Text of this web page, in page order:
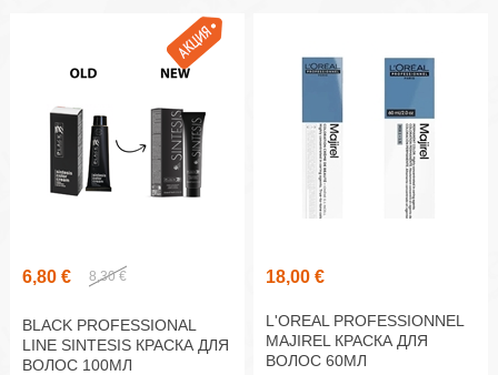
6,80 € 8,30 €
BLACK PROFESSIONAL
LINE SINTESIS КРАСКА ДЛЯ
ВОЛОС 100МЛ
18,00 €
L'OREAL PROFESSIONNEL
MAJIREL КРАСКА ДЛЯ
ВОЛОС 60МЛ